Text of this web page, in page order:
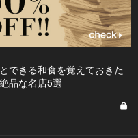
できる和食を覚えておきた
品な名店5選